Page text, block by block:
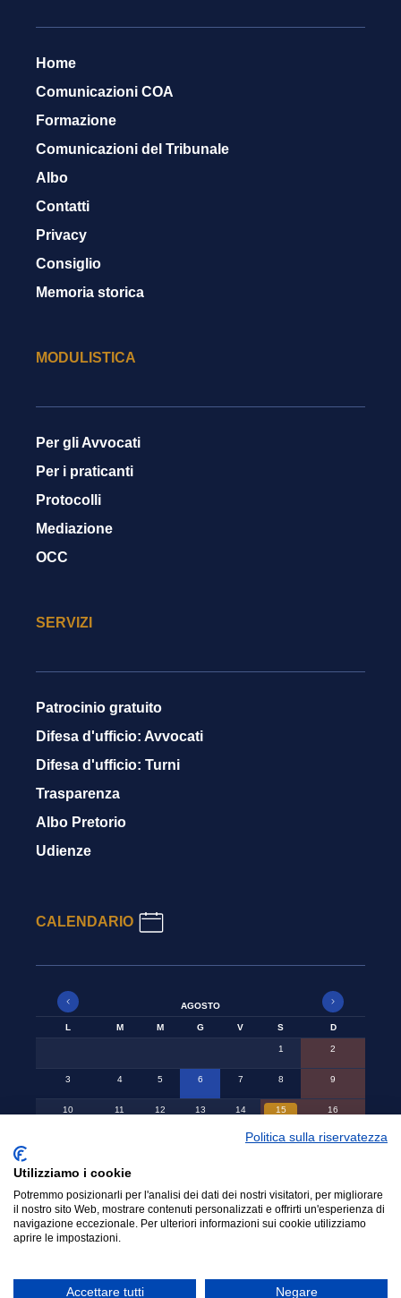
Home
Comunicazioni COA
Formazione
Comunicazioni del Tribunale
Albo
Contatti
Privacy
Consiglio
Memoria storica
MODULISTICA
Per gli Avvocati
Per i praticanti
Protocolli
Mediazione
OCC
SERVIZI
Patrocinio gratuito
Difesa d'ufficio: Avvocati
Difesa d'ufficio: Turni
Trasparenza
Albo Pretorio
Udienze
CALENDARIO
AGOSTO
L M M G V S D
1 2
3 4 5 6 7 8 9
10 11 12 13 14 15 16
22 23
24 25
31
Politica sulla riservatezza
Utilizziamo i cookie
Potremmo posizionarli per l'analisi dei dati dei nostri visitatori, per migliorare
il nostro sito Web, mostrare contenuti personalizzati e offrirti un'esperienza di
navigazione eccezionale. Per ulteriori informazioni sui cookie utilizziamo
aprire le impostazioni.
Accettare tutti Negare